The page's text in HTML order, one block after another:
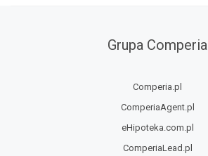
Grupa Comperia
Comperia.pl
ComperiaAgent.pl
eHipoteka.com.pl
ComperiaLead.pl